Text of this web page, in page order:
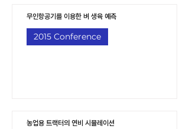
무인항공기를 이용한 벼 생육 예측
2015 Conference
농업용 트랙터의 연비 시뮬레이션